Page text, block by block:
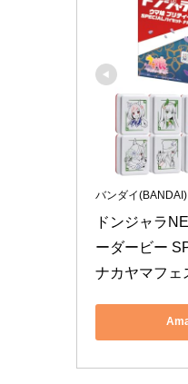
バンダイ(BANDAI)
ドンジャラ
ーダービー
ナカヤマフェ